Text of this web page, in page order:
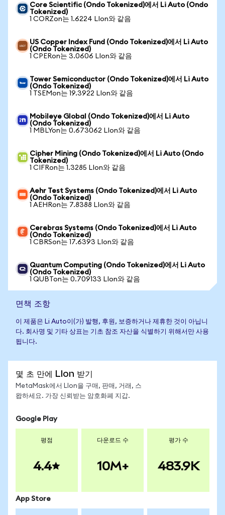
Core Scientific (Ondo Tokenized)에서 Li Auto (Ondo
Tokenized)
1 CORZon는 1.6224 LIon와 같음
US Copper Index Fund (Ondo Tokenized)에서 Li Auto
(Ondo Tokenized)
1 CPERon는 3.0606 LIon와 같음
Tower Semiconductor (Ondo Tokenized)에서 Li Auto
(Ondo Tokenized)
1 TSEMon는 19.3922 LIon와 같음
Mobileye Global (Ondo Tokenized)에서 Li Auto
(Ondo Tokenized)
1 MBLYon는 0.673062 LIon와 같음
Cipher Mining (Ondo Tokenized)에서 Li Auto (Ondo
Tokenized)
1 CIFRon는 1.3285 LIon와 같음
Aehr Test Systems (Ondo Tokenized)에서 Li Auto
(Ondo Tokenized)
1 AEHRon는 7.8388 LIon와 같음
Cerebras Systems (Ondo Tokenized)에서 Li Auto
(Ondo Tokenized)
1 CBRSon는 17.6393 LIon와 같음
Quantum Computing (Ondo Tokenized)에서 Li Auto
(Ondo Tokenized)
1 QUBTon는 0.709133 LIon와 같음
면책 조항
이 제품은 Li Auto이(가) 발행, 후원, 보증하거나 제휴한 것이 아닙니
다. 회사명 및 기타 상표는 기초 참조 자산을 식별하기 위해서만 사용
됩니다.
몇 초 만에 LIon 받기
MetaMask에서 LIon을 구매, 판매, 거래, 스
왑하세요. 가장 신뢰받는 암호화폐 지갑.
Google Play
평점
4.4
다운로드 수
10M+
평가 수
483.9K
App Store